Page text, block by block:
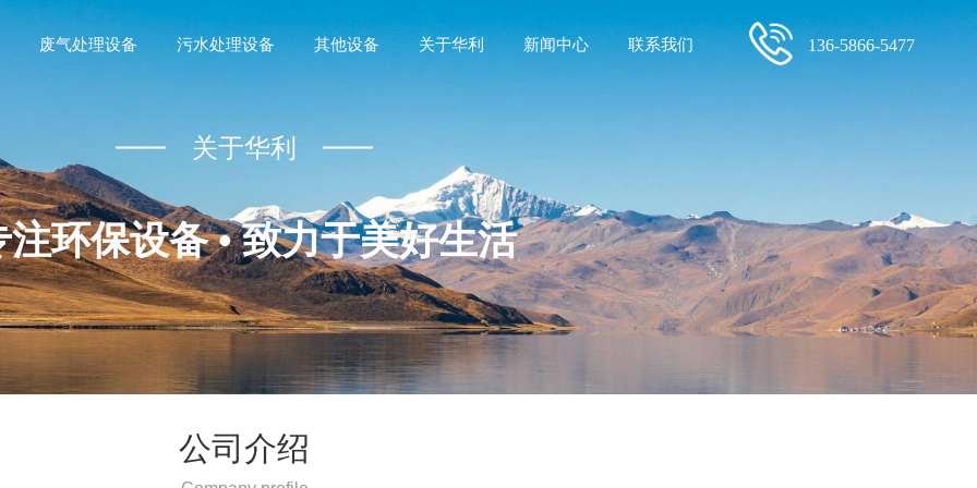
废气处理设备 污水处理设备 其他设备 关于华利 新闻中心 联系我们 136-5866-5477
关于华利
注环保设备 • 致力于美好生活
公司介绍